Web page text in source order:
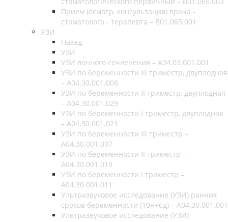
Прием (осмотр, консультация) врача -
стоматолога - терапевта – B01.065.001
УЗИ
Назад
УЗИ
УЗИ лонного сочленения – A04.03.001.001
УЗИ по беременности III триместр, двуплодная
– A04.30.001.008
УЗИ по беременности II триместр, двуплодная
– A04.30.001.029
УЗИ по беременности I триместр, двуплодная
– A04.30.001.021
УЗИ по беременности III триместр –
A04.30.001.007
УЗИ по беременности II триместр –
A04.30.001.019
УЗИ по беременности I триместр –
A04.30.001.011
Ультразвуковое исследование (УЗИ) ранних
сроков беременности (10н+6д) – A04.30.001.001
Ультразвуковое исследование (УЗИ)